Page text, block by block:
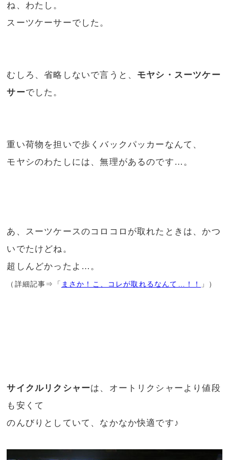
ね、わたし。
スーツケーサーでした。
むしろ、省略しないで言うと、 モヤシ・スーツケー
サーでした。
重い荷物を担いで歩くバックパッカーなんて、
モヤシのわたしには、無理があるのです…。
あ、スーツケースのコロコロが取れたときは、かつ
いでたけどね。
超しんどかったよ…。
（詳細記事⇒「 まさか！こ、コレが取れるなんて…！！ 」）
サイクルリクシャーは、オートリクシャーより値段
も安くて
のんびりとしていて、なかなか快適です♪